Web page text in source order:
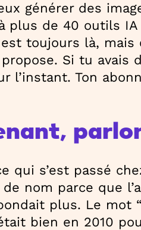
générer des
plus de 40 outils
toujours là,
Si tu avais
l’instant. Ton
qui s’est passé
de nom parce que
plus. Le mot
bien en 2010